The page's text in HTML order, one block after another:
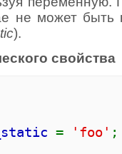
не может быть
).
свойства
= 'foo' ;